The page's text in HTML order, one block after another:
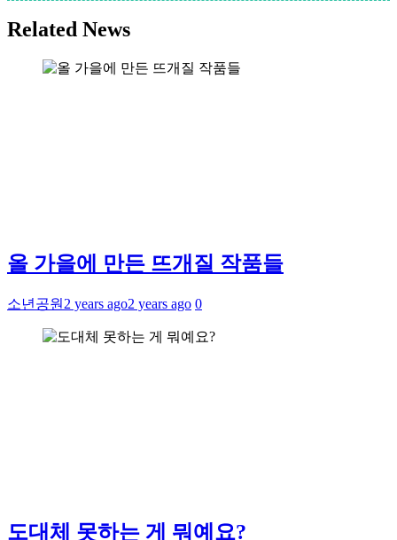
Related News
올 가을에 만든 뜨개질 작품들
소년공원 2 years ago2 years ago 0
도대체 못하는 게 뭐예요?